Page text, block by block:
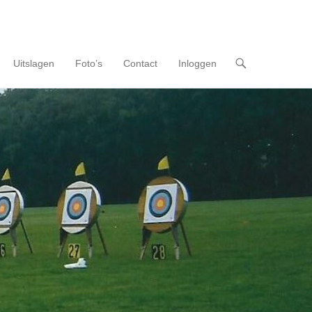
Uitslagen Foto’s Contact Inloggen